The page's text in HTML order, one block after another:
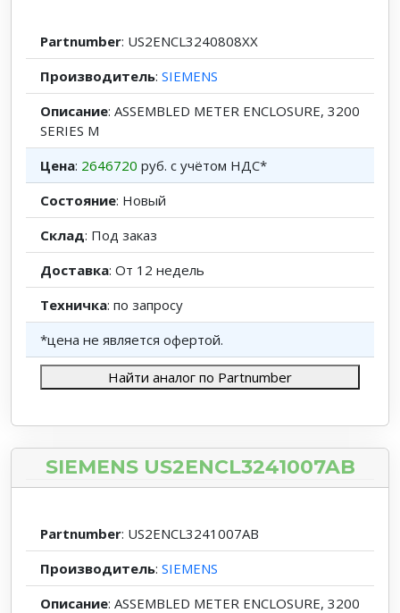
Partnumber: US2ENCL3240808XX
Производитель: SIEMENS
Описание: ASSEMBLED METER ENCLOSURE, 3200
SERIES M
Цена: 2646720 руб. с учётом НДС*
Состояние: Новый
Склад: Под заказ
Доставка: От 12 недель
Техничка: по запросу
*цена не является офертой.
Найти аналог по Partnumber
SIEMENS US2ENCL3241007AB
Partnumber: US2ENCL3241007AB
Производитель: SIEMENS
Описание: ASSEMBLED METER ENCLOSURE, 3200